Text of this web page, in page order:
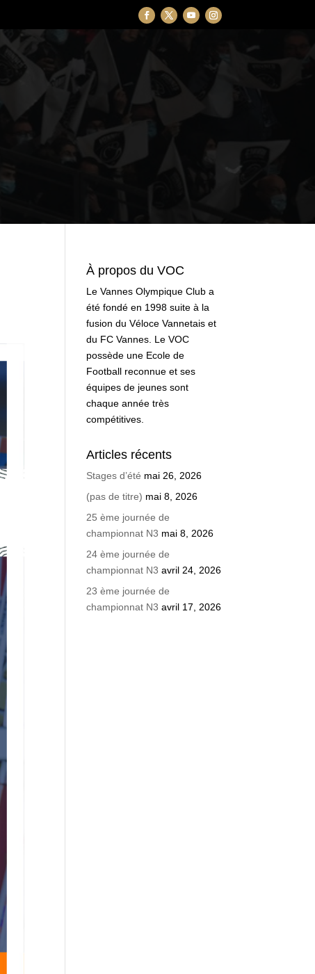
À propos du VOC
Le Vannes Olympique Club a
été fondé en 1998 suite à la
fusion du Véloce Vannetais et
du FC Vannes. Le VOC
possède une Ecole de
Football reconnue et ses
équipes de jeunes sont
chaque année très
compétitives.
Articles récents
Stages d’été mai 26, 2026
(pas de titre) mai 8, 2026
25 ème journée de
championnat N3 mai 8, 2026
24 ème journée de
championnat N3 avril 24, 2026
23 ème journée de
championnat N3 avril 17, 2026